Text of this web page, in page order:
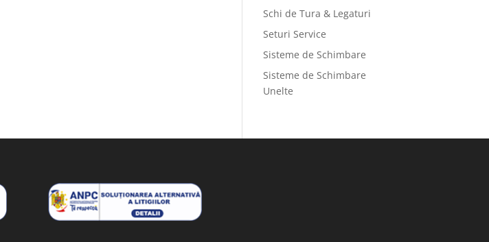
Schi de Tura & Legaturi
Seturi Service
Sisteme de Schimbare
Sisteme de Schimbare
Unelte